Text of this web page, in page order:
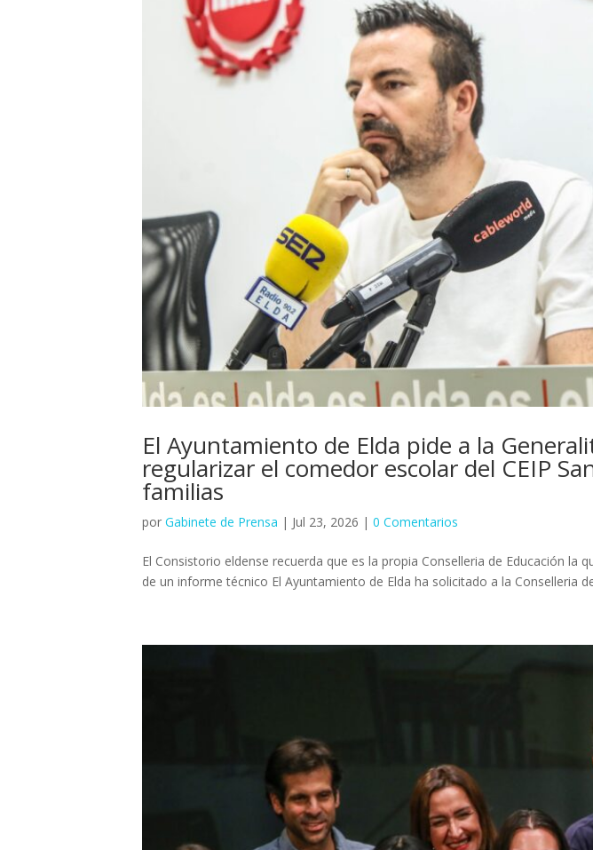
El Ayuntamiento de Elda pide a la
regularizar el comedor escolar del CEIP
familias
por Gabinete de Prensa | Jul 23, 2026 | 0 Comentarios
El Consistorio eldense recuerda que es la propia Conselleria de Educación
de un informe técnico El Ayuntamiento de Elda ha solicitado a la Conselleria